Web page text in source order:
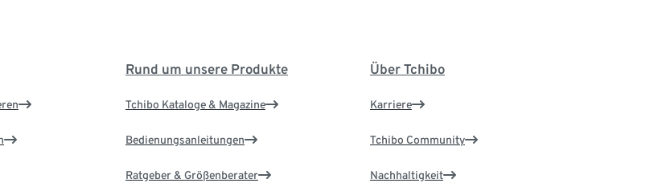
Rund um unsere Produkte
Tchibo Kataloge & Magazine
Bedienungsanleitungen
Ratgeber & Größenberater
Über Tchibo
Karriere
Tchibo Community
Nachhaltigkeit